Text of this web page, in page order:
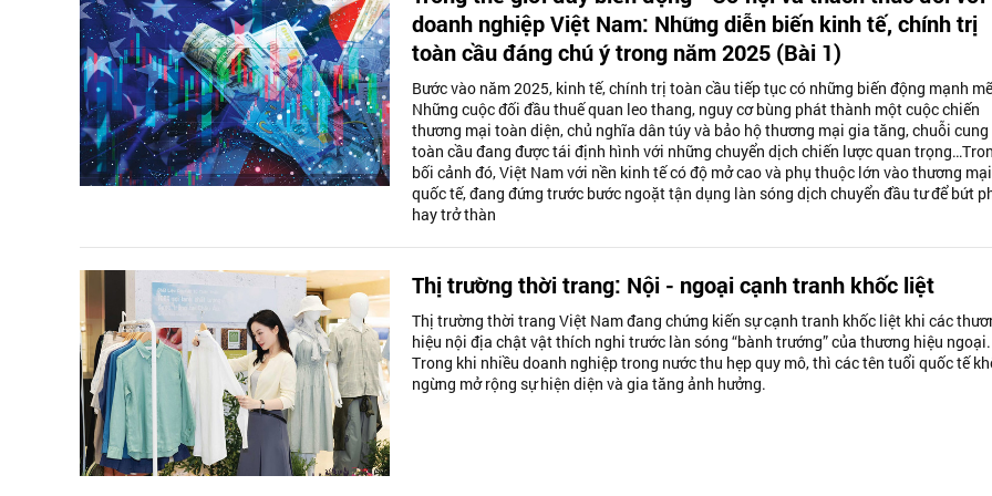
doanh nghiệp Việt Nam: Những diễn biến kinh tế, chính trị
toàn cầu đáng chú ý trong năm 2025 (Bài 1)
Bước vào năm 2025, kinh tế, chính trị toàn cầu tiếp tục có những biến động mạnh
Những cuộc đối đầu thuế quan leo thang, nguy cơ bùng phát thành một cuộc chiến
thương mại toàn diện, chủ nghĩa dân túy và bảo hộ thương mại gia tăng, chuỗi cung
toàn cầu đang được tái định hình với những chuyển dịch chiến lược quan
bối cảnh đó, Việt Nam với nền kinh tế có độ mở cao và phụ thuộc lớn vào thương mại
quốc tế, đang đứng trước bước ngoặt tận dụng làn sóng dịch chuyển đầu tư để bứt
hay trở thàn
Thị trường thời trang: Nội - ngoại cạnh tranh khốc liệt
Thị trường thời trang Việt Nam đang chứng kiến sự cạnh tranh khốc liệt khi các
hiệu nội địa chật vật thích nghi trước làn sóng “bành trướng” của thương hiệu ngoại.
Trong khi nhiều doanh nghiệp trong nước thu hẹp quy mô, thì các tên tuổi quốc tế
ngừng mở rộng sự hiện diện và gia tăng ảnh hưởng.